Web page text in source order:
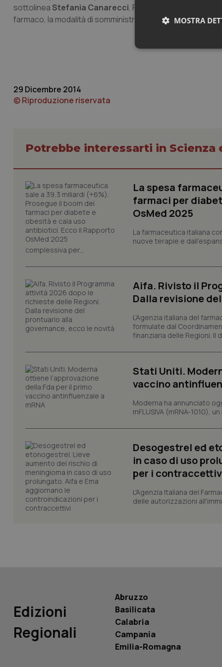
sottolinea Stefania Canarecci, Presidente di AMICI
farmaco, la modalità di somministrazione, gli effetti a medio
29 Dicembre 2014
© Riproduzione riservata
Potrebbe interessarti in Scienza
La spesa
farmaci per
OsMed 2025
La farmaceutica italiana
nuove terapie e
complessiva per...
Aifa. Rivisto il
Dalla revisione
L’Agenzia italiana del
formulate dal
finanziaria delle Regioni. Il
Stati Uniti.
vaccino
Moderna ha annunciato
mFLUSIVA (mRNA-1010),
Desogestrel ed
in caso di uso
per i
L'Agenzia Italiana del
delle autorizzazioni
Edizioni
Regionali
Abruzzo
Basilicata
Calabria
Campania
Emilia-Romagna
MOSTRA
e l'accesso alle
tracking-sites-
tracking-sites-
session-id
_ga
_ga_KM60CM4NPH
Nome
Nome
tracking-sites-